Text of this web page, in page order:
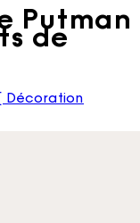
Putman
de
Décoration